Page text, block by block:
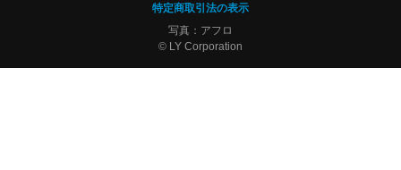
特定商取引法の表示
写真：アフロ
© LY Corporation